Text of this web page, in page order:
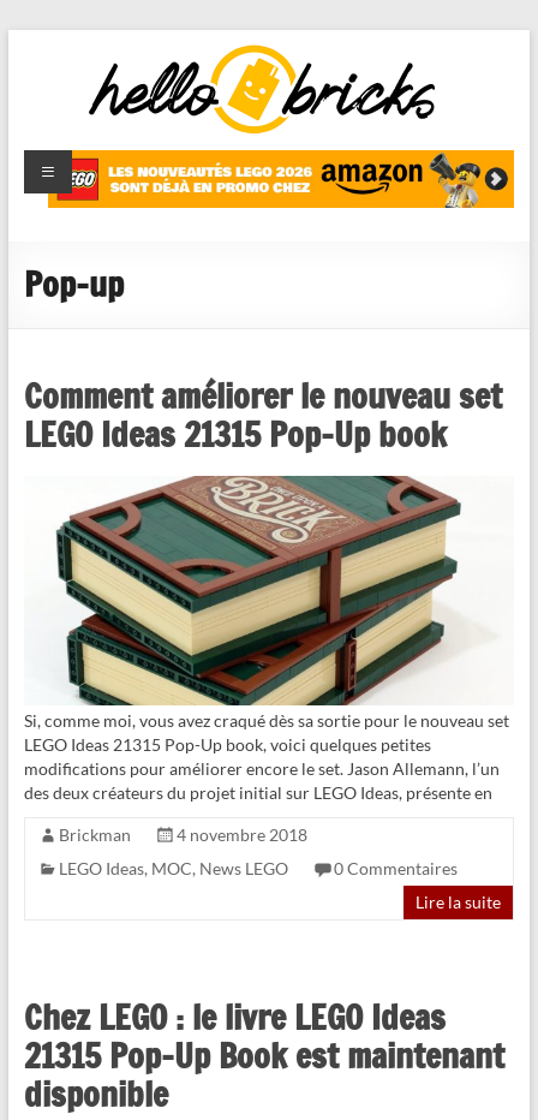
HelloBricks
Blog LEGO,
nouveaut�s
reviews
Pop-up
Comment améliorer le nouveau set
LEGO Ideas 21315 Pop-Up book
Si, comme moi, vous avez craqué dès sa sortie pour le nouveau set
LEGO Ideas 21315 Pop-Up book, voici quelques petites
modifications pour améliorer encore le set. Jason Allemann, l’un
des deux créateurs du projet initial sur LEGO Ideas, présente en
Brickman
4 novembre 2018
LEGO Ideas, MOC, News LEGO
0 Commentaires
Lire la suite
Chez LEGO : le livre LEGO Ideas
21315 Pop-Up Book est maintenant
disponible